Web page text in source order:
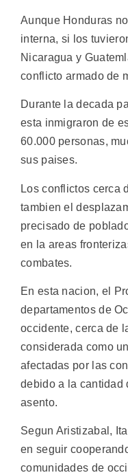
Aunque Honduras
interna, si los
Nicaragua y
conflicto armado de
Durante la decada
esta inmigraron de
60.000 personas,
sus paises.
Los conflictos cerca
tambien el
precisado de
en la areas
combates.
En esta nacion, el
departamentos de
occidente, cerca de
considerada como
afectadas por las
debido a la cantidad
asento.
Segun Aristizabal,
en seguir
comunidades de